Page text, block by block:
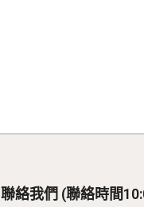
聯絡我們 (聯絡時間